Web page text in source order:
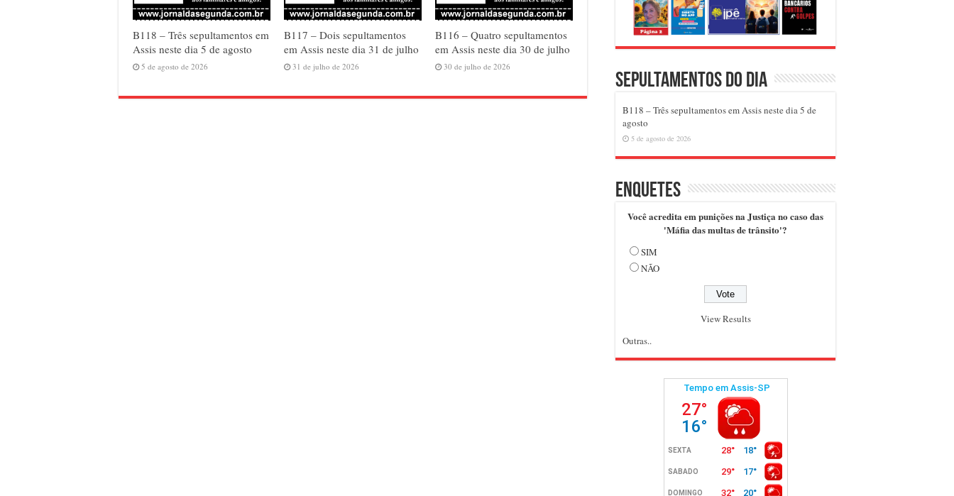
B118 – Três sepultamentos em
Assis neste dia 5 de agosto
5 de agosto de 2026
B117 – Dois sepultamentos
em Assis neste dia 31 de julho
31 de julho de 2026
B116 – Quatro sepultamentos
em Assis neste dia 30 de julho
30 de julho de 2026
Sepultamentos do dia
B118 – Três sepultamentos em Assis neste dia 5 de
agosto
5 de agosto de 2026
Enquetes
Você acredita em punições na Justiça no caso das
'Máfia das multas de trânsito'?
SIM
NÃO
View Results
Outras..